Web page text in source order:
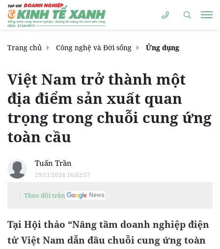
Trang chủ Công nghệ và Đời sống Ứng dụng
Việt Nam trở thành một
địa điểm sản xuất quan
trọng trong chuỗi cung ứng
toàn cầu
Tuấn Trần
29/11/2024 16:02:57
Theo dõi trên
Tại Hội thảo “Nâng tầm doanh nghiệp điện
tử Việt Nam dẫn đầu chuỗi cung ứng toàn